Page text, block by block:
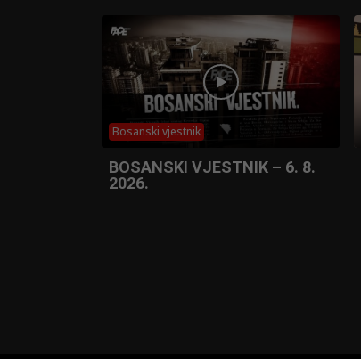
Bosanski vjestnik
BOSANSKI VJESTNIK – 6. 8.
2026.